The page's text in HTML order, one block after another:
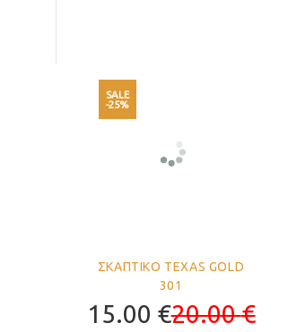
SALE
-25%
ΣΚΑΠΤΙΚΟ TEXAS GOLD
301
15.00 €20.00€